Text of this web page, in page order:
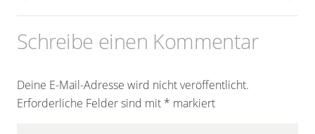
Schreibe einen Kommentar
Deine E-Mail-Adresse wird nicht veröffentlicht.
Erforderliche Felder sind mit * markiert